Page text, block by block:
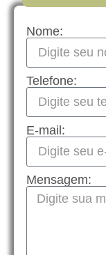
Nome:
Telefone:
E-mail:
Mensagem: